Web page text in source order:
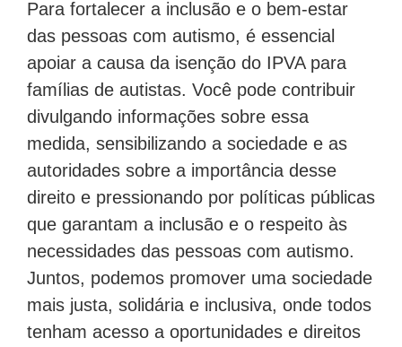
Para fortalecer a inclusão e o bem-estar
das pessoas com autismo, é essencial
apoiar a causa da isenção do IPVA para
famílias de autistas. Você pode contribuir
divulgando informações sobre essa
medida, sensibilizando a sociedade e as
autoridades sobre a importância desse
direito e pressionando por políticas públicas
que garantam a inclusão e o respeito às
necessidades das pessoas com autismo.
Juntos, podemos promover uma sociedade
mais justa, solidária e inclusiva, onde todos
tenham acesso a oportunidades e direitos